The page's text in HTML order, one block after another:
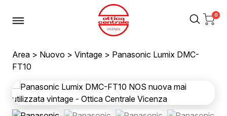
0
Area > Nuovo > Vintage > Panasonic Lumix DMC-
FT10